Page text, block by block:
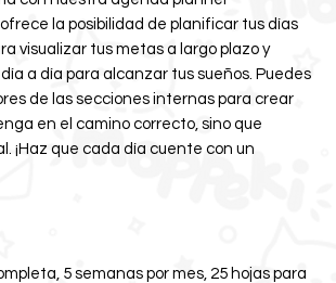
la posibilidad de planificar tus días
visualizar tus metas a largo plazo y
a día para alcanzar tus sueños. Puedes
de las secciones internas para crear
en el camino correcto, sino que
¡Haz que cada día cuente con un
5 semanas por mes, 25 hojas para